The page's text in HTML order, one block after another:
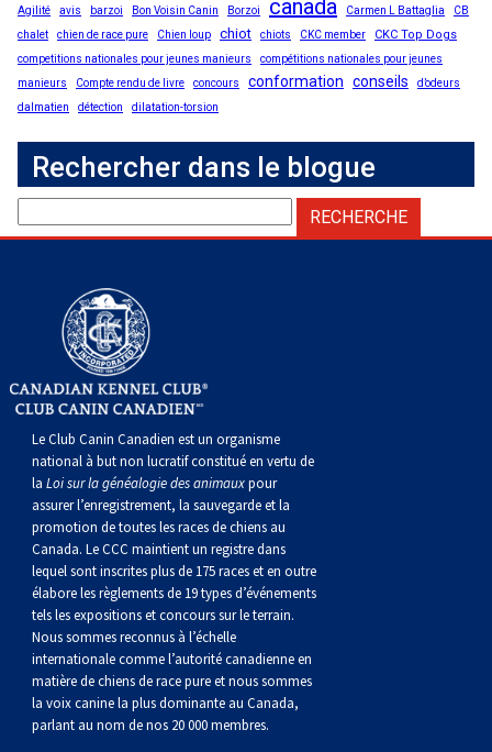
Agilité avis barzoi Bon Voisin Canin Borzoi canada Carmen L Battaglia
CB
chalet
chien de race pure Chien loup chiot chiots CKC member CKC Top Dogs
competitions nationales pour jeunes manieurs
compétitions nationales pour jeunes
manieurs
Compte rendu de livre concours conformation conseils
d’odeurs
dalmatien
détection dilatation-torsion
Rechercher dans le blogue
Le Club Canin Canadien est un organisme
national à but non lucratif constitué en vertu de
la Loi sur la généalogie des animauxpour
assurer l’enregistrement, la sauvegarde et la
promotion de toutes les races de chiens au
Canada. Le CCC maintient un registre dans
lequel sont inscrites plus de 175 races et en outre
élabore les règlements de 19 types d’événements
tels les expositions et concours sur le terrain.
Nous sommes reconnus à l’échelle
internationale comme l’autorité canadienne en
matière de chiens de race pure et nous sommes
la voix canine la plus dominante au Canada,
parlant au nom de nos 20 000 membres.